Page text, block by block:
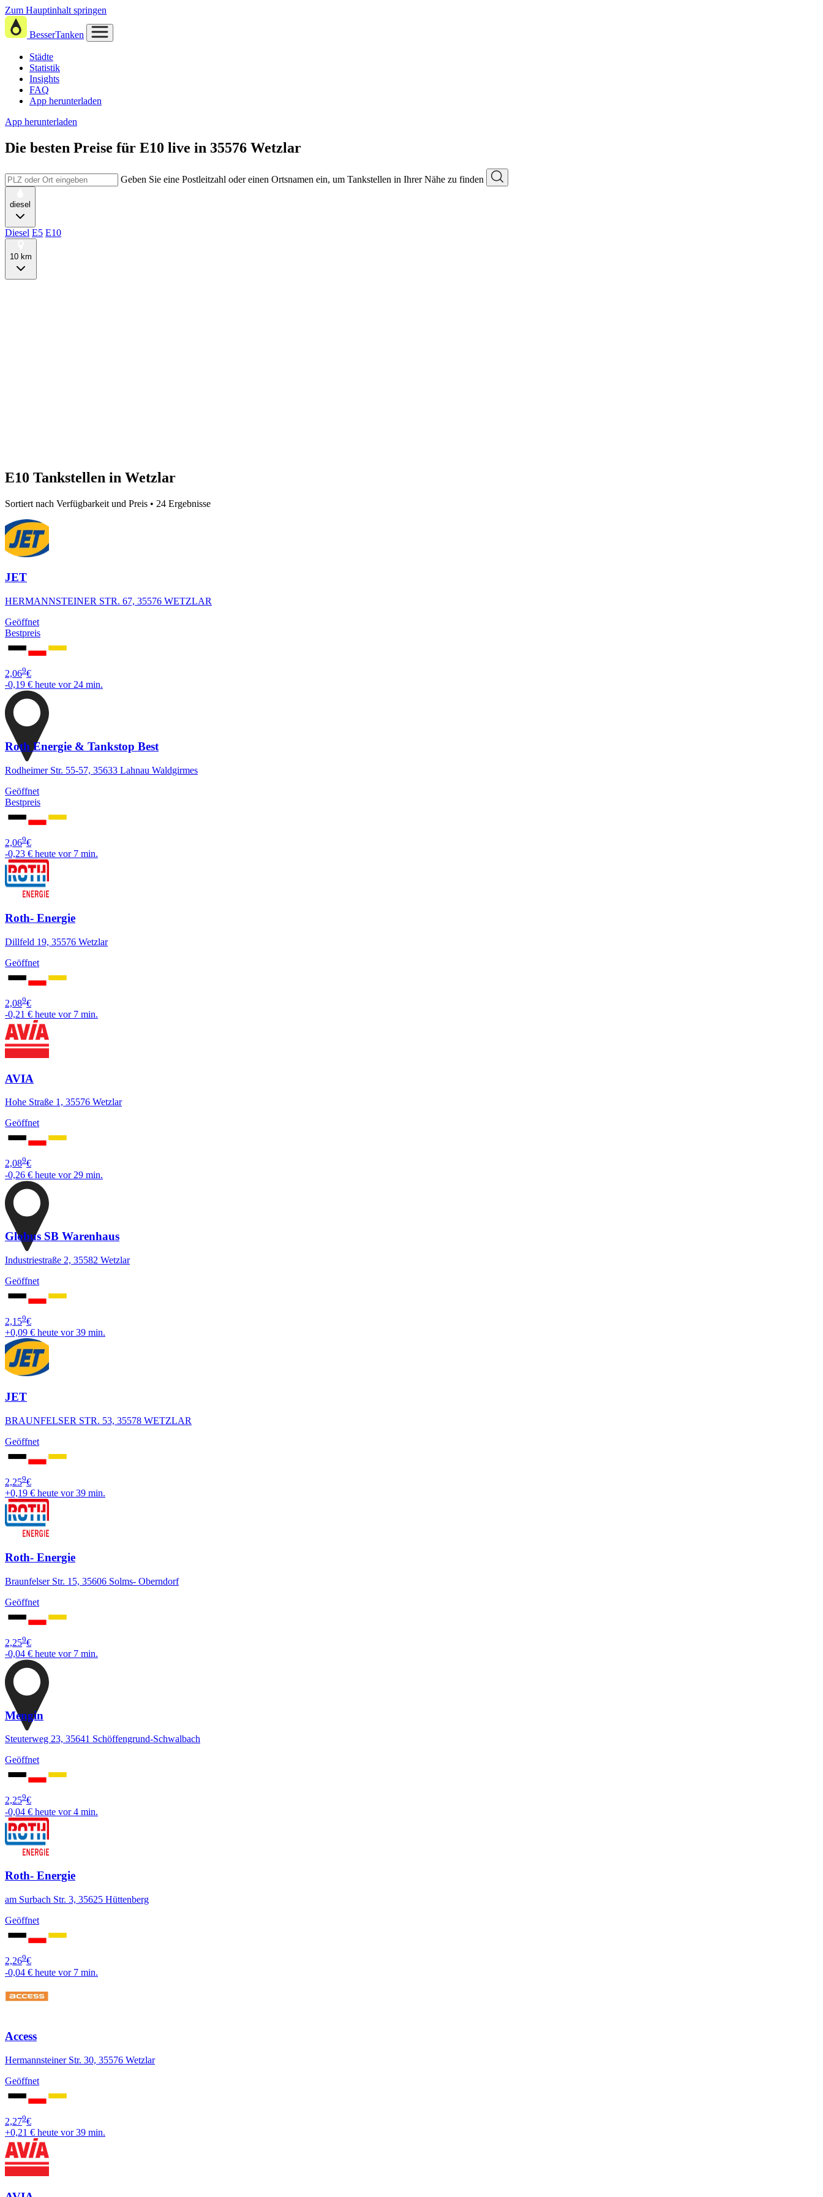
Zum Hauptinhalt springen
BesserTanken
Städte
Statistik
Insights
FAQ
App herunterladen
App herunterladen
Die besten Preise für E10 live in 35576 Wetzlar
Geben Sie eine Postleitzahl oder einen Ortsnamen ein, um Tankstellen in Ihrer Nähe zu finden
diesel
Diesel E5 E10
10 km
E10 Tankstellen in Wetzlar
Sortiert nach Verfügbarkeit und Preis • 24 Ergebnisse
JET
HERMANNSTEINER STR. 67, 35576 WETZLAR
Geöffnet
Bestpreis
2,069€
-0,19 € heute vor 24 min.
Roth Energie & Tankstop Best
Rodheimer Str. 55-57, 35633 Lahnau Waldgirmes
Geöffnet
Bestpreis
2,069€
-0,23 € heute vor 7 min.
Roth- Energie
Dillfeld 19, 35576 Wetzlar
Geöffnet
2,089€
-0,21 € heute vor 7 min.
AVIA
Hohe Straße 1, 35576 Wetzlar
Geöffnet
2,089€
-0,26 € heute vor 29 min.
Globus SB Warenhaus
Industriestraße 2, 35582 Wetzlar
Geöffnet
2,159€
+0,09 € heute vor 39 min.
JET
BRAUNFELSER STR. 53, 35578 WETZLAR
Geöffnet
2,259€
+0,19 € heute vor 39 min.
Roth- Energie
Braunfelser Str. 15, 35606 Solms- Oberndorf
Geöffnet
2,259€
-0,04 € heute vor 7 min.
Mengin
Steuterweg 23, 35641 Schöffengrund-Schwalbach
Geöffnet
2,259€
-0,04 € heute vor 4 min.
Roth- Energie
am Surbach Str. 3, 35625 Hüttenberg
Geöffnet
2,269€
-0,04 € heute vor 7 min.
Access
Hermannsteiner Str. 30, 35576 Wetzlar
Geöffnet
2,279€
+0,21 € heute vor 39 min.